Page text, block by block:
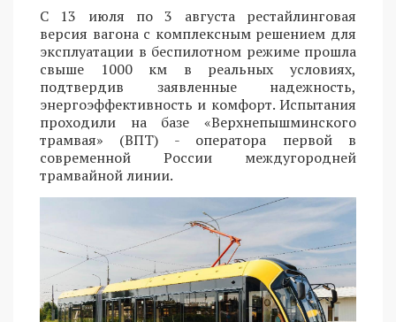
С 13 июля по 3 августа рестайлинговая
версия вагона с комплексным решением для
эксплуатации в беспилотном режиме прошла
свыше 1000 км в реальных условиях,
подтвердив заявленные надежность,
энергоэффективность и комфорт. Испытания
проходили на базе «Верхнепышминского
трамвая» (ВПТ) - оператора первой в
современной России междугородней
трамвайной линии.